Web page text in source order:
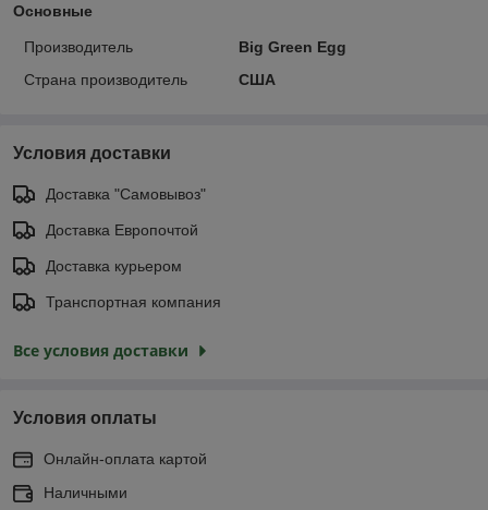
Основные
Производитель
Big Green Egg
Страна производитель
США
Условия доставки
Доставка "Самовывоз"
Доставка Европочтой
Доставка курьером
Транспортная компания
Все условия доставки
Условия оплаты
Онлайн-оплата картой
Наличными